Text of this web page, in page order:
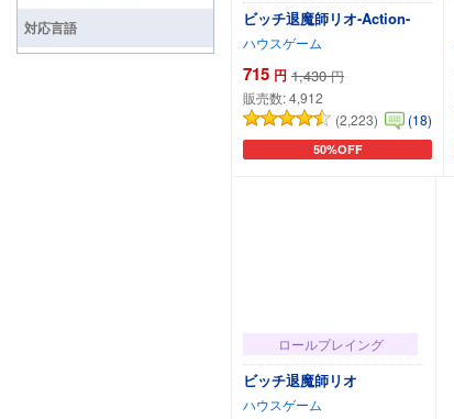
ビッチ退魔師リオ-Action-
ハウスゲーム
715 円 1,430 円
販売数:4,912
(2,223)
(18)
50%OFF
カートに追加
ロールプレイング
ビッチ退魔師リオ
ハウスゲーム
対応言語